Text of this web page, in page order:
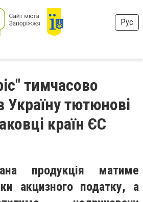
Рус
тимчасово
Україну тютюнові
країн ЄС
продукція матиме
акцизного податку, а